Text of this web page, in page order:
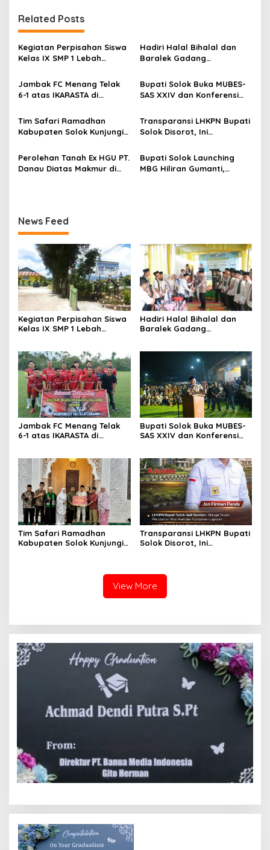
i
g
a
s
i
p
s
Related Posts
Kegiatan Perpisahan Siswa
Kelas IX SMP 1 Lebah
Pila Alahan Panjang Menuai
Sorotan Tajam
Hadiri Halal Bihalal dan
Baralek Gadang
Tangah, Bupati Solok
Sekaligus Meresmikan
Jambak FC Menang Telak
6-1 atas IKARASTA di
Talang
Bupati Solok Buka MUBES-
SAS XXIV dan Konferensi
Tim Safari Ramadhan
Kabupaten Solok Kunjungi
Batu Cupak
Transparansi LHKPN Bupati
Solok Disorot, Ini
Perolehan Tanah Ex HGU PT.
Danau Diatas Makmur di
Bupati Solok Launching
MBG Hiliran Gumanti,
News Feed
Kegiatan Perpisahan Siswa
Kelas IX SMP 1 Lebah
Sorotan Tajam
Hadiri Halal Bihalal dan
Baralek Gadang
Sekaligus Meresmikan
Menara Masjid Nurul Iman
Jambak FC Menang Telak
6-1 atas IKARASTA di
Bupati Solok Buka MUBES-
SAS XXIV dan Konferensi
Tim Safari Ramadhan
Kabupaten Solok Kunjungi
Transparansi LHKPN Bupati
Solok Disorot, Ini
View More